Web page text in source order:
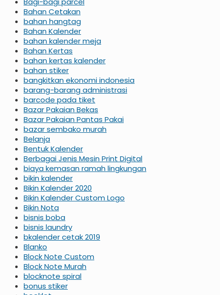
Bahan Cetakan
bahan hangtag
Bahan Kalender
bahan kalender meja
Bahan Kertas
bahan kertas kalender
bahan stiker
bangkitkan ekonomi indonesia
barang-barang administrasi
barcode pada tiket
Bazar Pakaian Bekas
Bazar Pakaian Pantas Pakai
bazar sembako murah
Belanja
Bentuk Kalender
Berbagai Jenis Mesin Print Digital
biaya kemasan ramah lingkungan
bikin kalender
Bikin Kalender 2020
Bikin Kalender Custom Logo
Bikin Nota
bisnis boba
bisnis laundry
bkalender cetak 2019
Blanko
Block Note Custom
Block Note Murah
blocknote spiral
bonus stiker